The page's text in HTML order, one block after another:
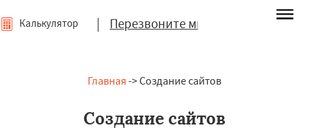
| Перезвоните мне
Калькулятор
Главная -> Создание сайтов
Создание сайтов